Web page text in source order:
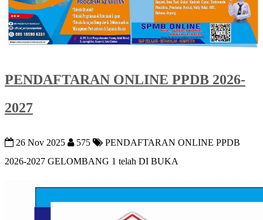
PENDAFTARAN ONLINE PPDB 2026-
2027
26 Nov 2025 575
PENDAFTARAN ONLINE PPDB
2026-2027 GELOMBANG 1 telah DI BUKA